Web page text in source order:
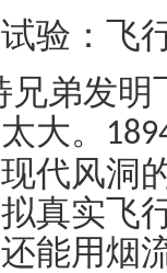
验：飞
兄弟发明
大。
代风洞
真实飞
能用烟